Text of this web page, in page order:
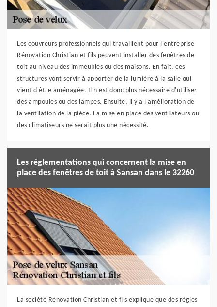
Les couvreurs professionnels qui travaillent pour l'entreprise
Rénovation Christian et fils peuvent installer des fenêtres de
toit au niveau des immeubles ou des maisons. En fait, ces
structures vont servir à apporter de la lumière à la salle qui
vient d'être aménagée. Il n'est donc plus nécessaire d'utiliser
des ampoules ou des lampes. Ensuite, il y a l'amélioration de
la ventilation de la pièce. La mise en place des ventilateurs ou
des climatiseurs ne serait plus une nécessité.
Les réglementations qui concernent la mise en
place des fenêtres de toit à Sansan dans le 32260
La société Rénovation Christian et fils explique que des règles